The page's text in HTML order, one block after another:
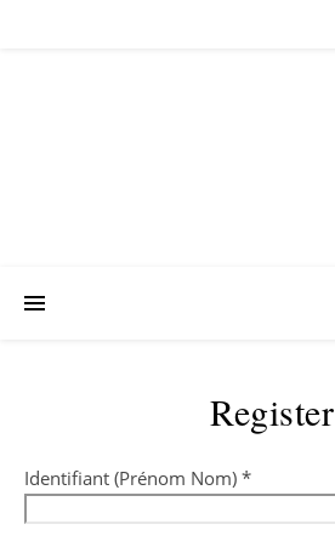
Register
Identifiant (Prénom Nom) *